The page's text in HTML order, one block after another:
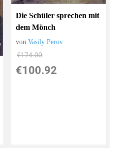
Die Schüler sprechen mit
dem Mönch
vonVasily Perov
€174.00
€100.92